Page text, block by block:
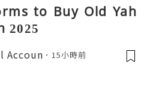
to Buy Old Yah
2025
Accoun 15小時前